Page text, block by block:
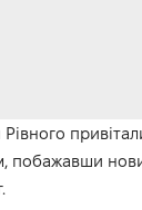
Рівного
побажавши